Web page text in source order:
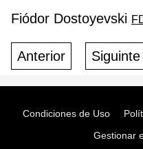
Fiódor Dostoyevski
Anterior Siguinte
Condiciones de Uso
Gestionar